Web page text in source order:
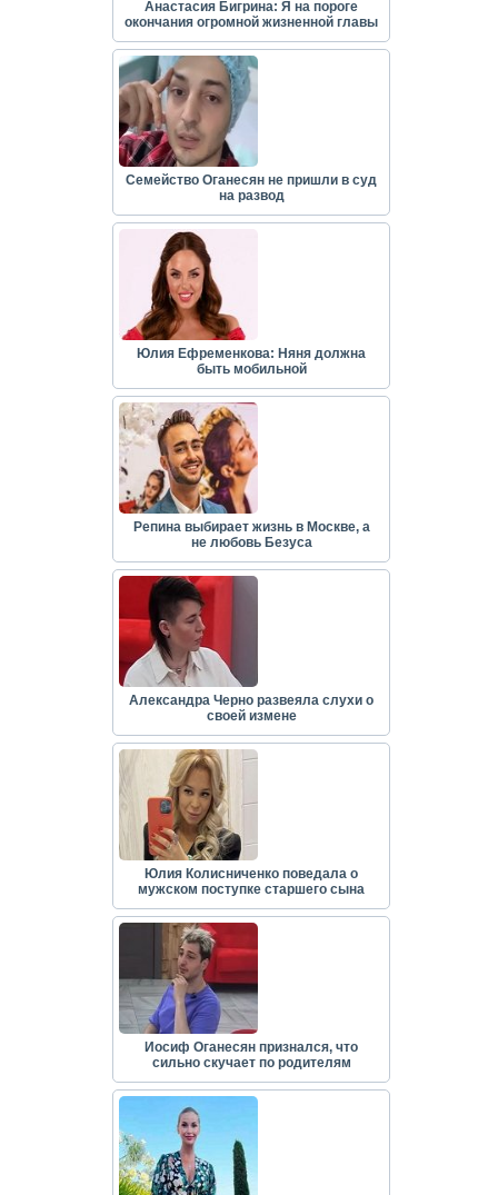
Анастасия Бигрина: Я на пороге
окончания огромной жизненной главы
Семейство Оганесян не пришли в суд
на развод
Юлия Ефременкова: Няня должна
быть мобильной
Репина выбирает жизнь в Москве, а
не любовь Безуса
Александра Черно развеяла слухи о
своей измене
Юлия Колисниченко поведала о
мужском поступке старшего сына
Иосиф Оганесян признался, что
сильно скучает по родителям